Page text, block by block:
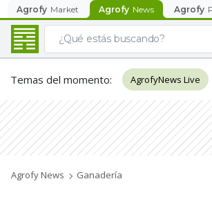
Agrofy Market Agrofy News Agrofy
Temas del momento: AgrofyNews Live
Agrofy News Ganadería